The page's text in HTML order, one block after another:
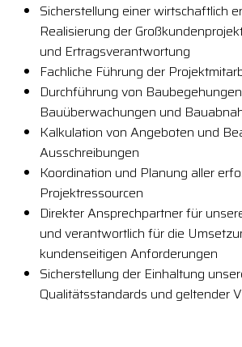
Sicherstellung einer wirtschaftlich
Realisierung der
und Ertragsverantwortung
Fachliche Führung der
Durchführung von
Bauüberwachungen und
Kalkulation von Angeboten und
Ausschreibungen
Koordination und Planung aller
Projektressourcen
Direkter Ansprechpartner für
und verantwortlich für die
kundenseitigen Anforderungen
Sicherstellung der Einhaltung
Qualitätsstandards und geltender